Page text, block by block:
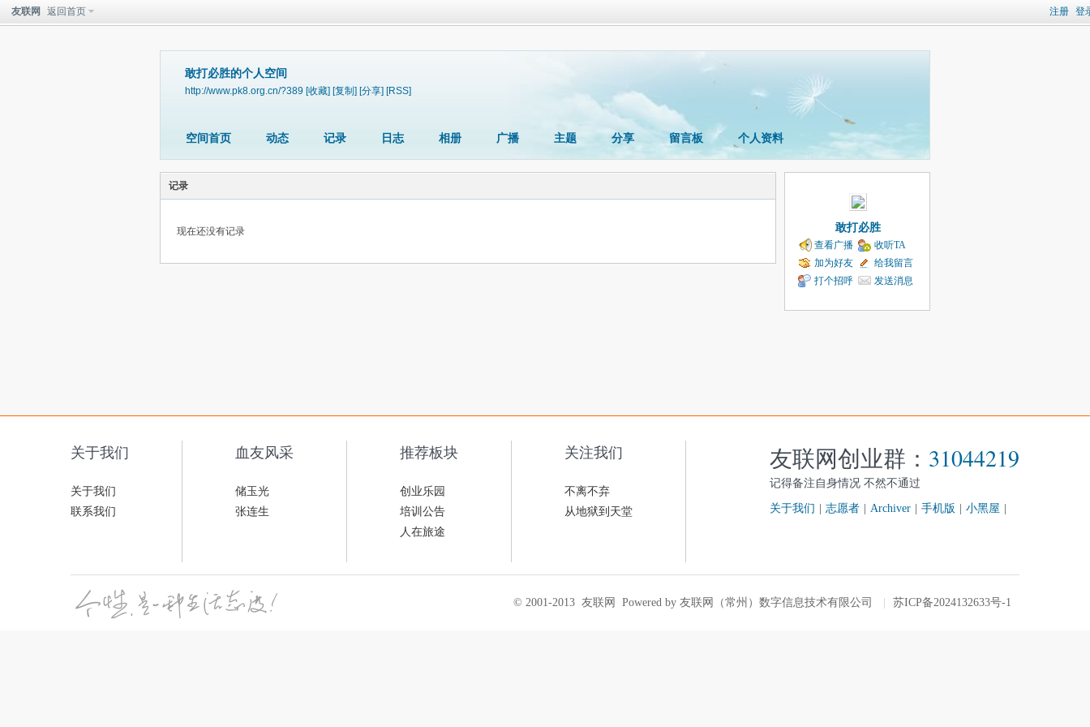
注册 登
友联网 返回首页
敢打必胜的个人空间
http://www.pk8.org.cn/?389 [收藏] [复制] [分享] [RSS]
空间首页 动态 记录 日志 相册 广播 主题 分享 留言板 个人资料
记录
现在还没有记录 敢打必胜
查看广播
收听TA
加为好友
给我留言
打个招呼
发送消息
关于我们
关于我们
联系我们
血友风采
储玉光
张连生
推荐板块
创业乐园
培训公告
人在旅途
关注我们
不离不弃
从地狱到天堂
友联网创业群： 31044219
记得备注自身情况 不然不通过
关于我们 志愿者 Archiver 手机版 小黑屋
© 2001-2013 友联网 Powered by 友联网（常州）数字信息技术有限公司 苏ICP备2024132633号-1